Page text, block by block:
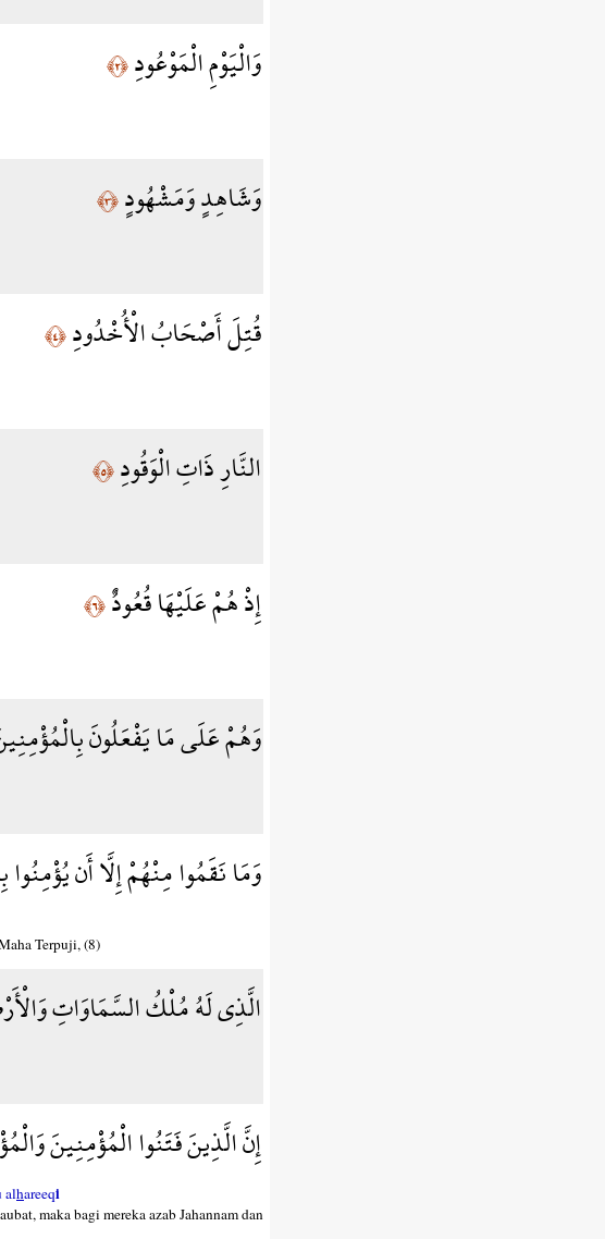
وَالْيَوْمِ الْمَوْعُودِ﴿٢﴾
وَشَاهِدٍ وَمَشْهُودٍ﴿٣﴾
قُتِلَ أَصْحَابُ الْأُخْدُودِ﴿٤﴾
النَّارِ ذَاتِ الْوَقُودِ﴿٥﴾
إِذْ هُمْ عَلَيْهَا قُعُودٌ﴿٦﴾
وَهُمْ عَلَى مَا يَفْعَلُونَ
وَمَا نَقَمُوا مِنْهُمْ إِلَّا أَن يُؤْمِنُوا
Terpuji, (8)
الَّذِي لَهُ مُلْكُ السَّمَاوَاتِ
إِنَّ الَّذِينَ فَتَنُوا الْمُؤْمِنِينَ
alhareeqi
maka bagi mereka azab Jahannam dan